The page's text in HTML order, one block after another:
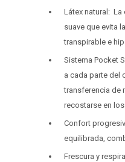
Látex natural: La
suave que evita
transpirable e
Sistema Pocket
a cada parte del
transferencia de
recostarse en
Confort
equilibrada,
Frescura y